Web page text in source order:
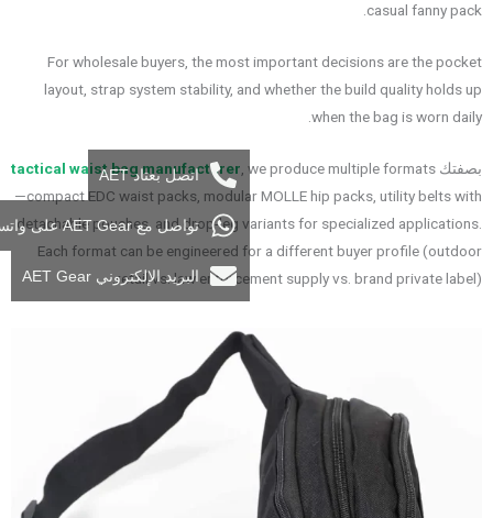
casual fanny pack.
For wholesale buyers, the most important decisions are the pocket
layout, strap system stability, and whether the build quality holds up
when the bag is worn daily.
بصفتك tactical waist bag manufacturer , we produce multiple formats
—compact EDC waist packs, modular MOLLE hip packs, utility belts with
detachable pouches, and drop-leg variants for specialized applications.
Each format can be engineered for a different buyer profile (outdoor
retail vs. law enforcement supply vs. brand private label).
اتصل بعتاد AET
تواصل مع AET Gear على واتساب
البريد الإلكتروني AET Gear